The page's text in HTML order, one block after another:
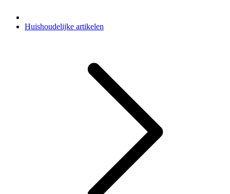
Huishoudelijke artikelen